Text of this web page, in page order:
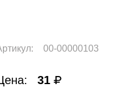
00-00000103
31